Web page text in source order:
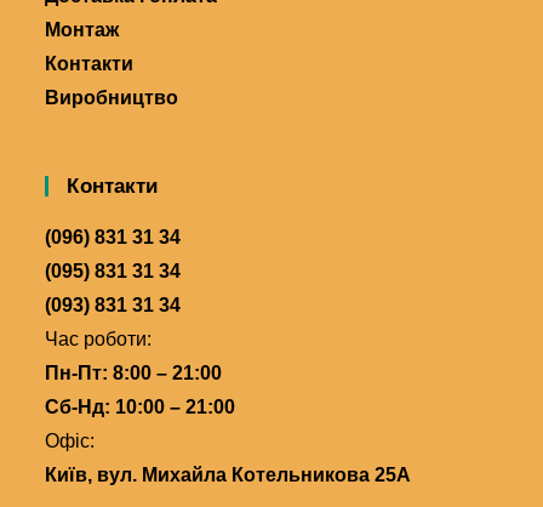
Монтаж
Контакти
Виробництво
Контакти
(096) 831 31 34
(095) 831 31 34
(093) 831 31 34
Час роботи:
Пн-Пт: 8:00 – 21:00
Сб-Нд: 10:00 – 21:00
Офіс:
Київ, вул. Михайла Котельникова 25А